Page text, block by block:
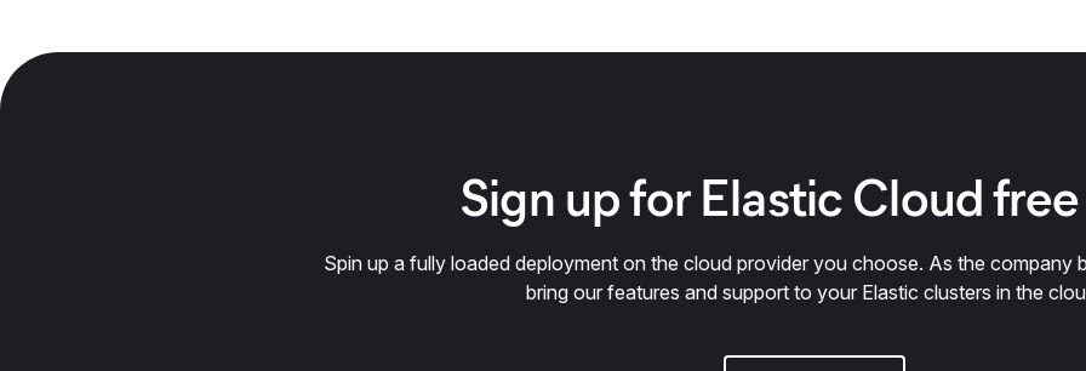
Sign up for Elastic Cloud
Spin up a fully loaded deployment on the cloud provider you choose. As the company
bring our features and support to your Elastic clusters in the